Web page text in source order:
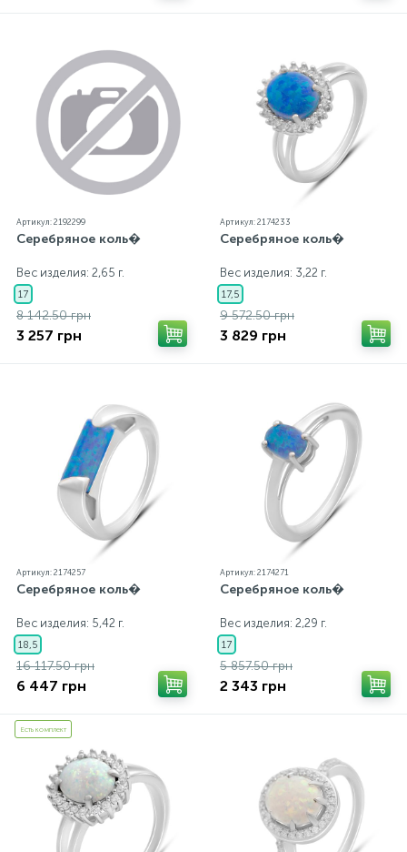
Артикул: 2192299
Серебряное коль�
Вес изделия: 2,65 г.
17
8 142.50 грн
3 257 грн
Артикул: 2174233
Серебряное коль�
Вес изделия: 3,22 г.
17,5
9 572.50 грн
3 829 грн
Артикул: 2174257
Серебряное коль�
Вес изделия: 5,42 г.
18,5
16 117.50 грн
6 447 грн
Артикул: 2174271
Серебряное коль�
Вес изделия: 2,29 г.
17
5 857.50 грн
2 343 грн
Есть комплект